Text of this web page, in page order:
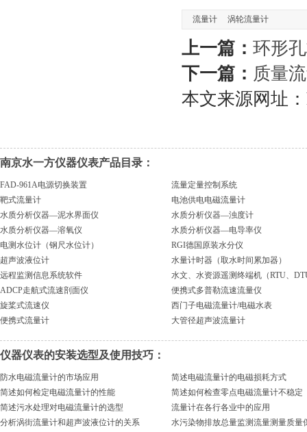
流量计 涡轮流量计
上一篇： 环形
下一篇： 质量
本文来源网址：
南京水一方仪器仪表产品目录：
FAD-961A电源切换装置
流量定量控制系统
靶式流量计
电池供电电磁流量计
水质分析仪器—泥水界面仪
水质分析仪器—浊度计
水质分析仪器—溶氧仪
水质分析仪器—电导率仪
电测水位计（钢尺水位计）
RGI德国原装水分仪
超声波液位计
水量计时器（取水时间累加器）
远程监测信息系统软件
水文、水资源遥测终端机（RTU、
ADCP走航式流速剖面仪
便携式多普勒流速流量仪
旋桨式流速仪
西门子电磁流量计/电磁水表
便携式流量计
大管径超声波流量计
仪器仪表的安装选型及使用技巧：
防水电磁流量计的市场应用
简述电磁流量计的电磁损耗方式
简述如何检定电磁流量计的性能
简述如何检查零点电磁流量计不稳定
简述污水处理对电磁流量计的选型
流量计在各行各业中的应用
分析涡街流量计和超声波液位计的关系
水污染物排放总量监测流量测量质量